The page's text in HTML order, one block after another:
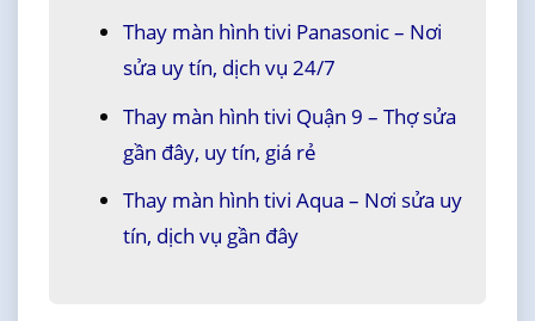
Thay màn hình tivi Panasonic – Nơi
sửa uy tín, dịch vụ 24/7
Thay màn hình tivi Quận 9 – Thợ sửa
gần đây, uy tín, giá rẻ
Thay màn hình tivi Aqua – Nơi sửa uy
tín, dịch vụ gần đây